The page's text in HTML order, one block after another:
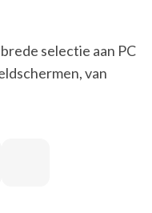
selectie aan PC
van